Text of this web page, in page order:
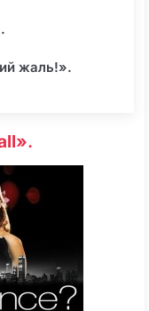
жаль!».
.